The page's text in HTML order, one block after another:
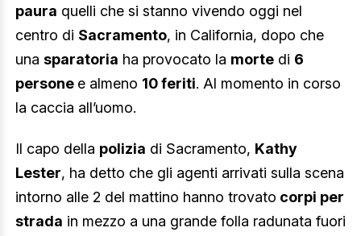
paura quelli che si stanno vivendo oggi nel
centro di Sacramento, in California, dopo che
una sparatoria ha provocato la morte di 6
persone e almeno 10 feriti. Al momento in corso
la caccia all’uomo.
Il capo della polizia di Sacramento, Kathy
Lester, ha detto che gli agenti arrivati ​​sulla scena
intorno alle 2 del mattino hanno trovato corpi per
strada in mezzo a una grande folla radunata fuori